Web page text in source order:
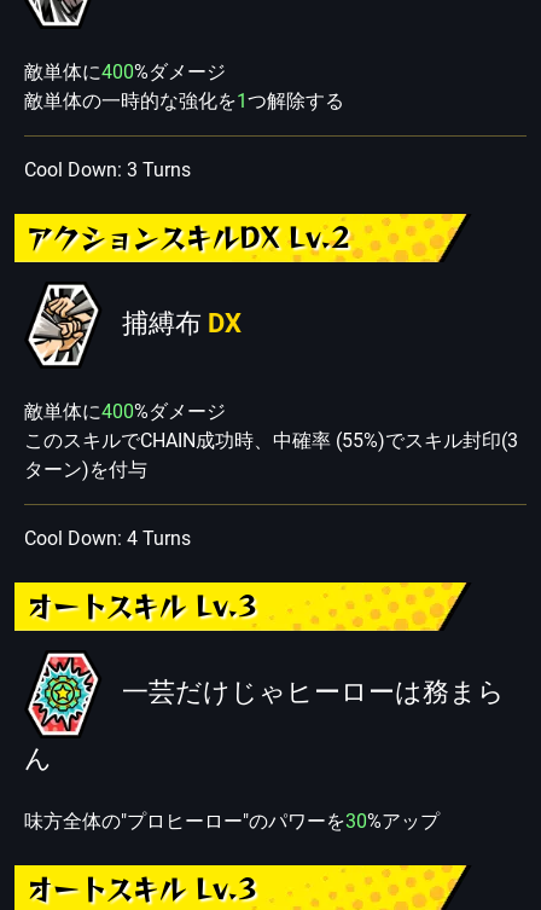
敵単体に400%ダメージ
敵単体の一時的な強化を1つ解除する
Cool Down: 3 Turns
アクションスキルDX Lv.2
捕縛布 DX
敵単体に400%ダメージ
このスキルでCHAIN成功時、中確率 (55%)でスキル封印(3
ターン)を付与
Cool Down: 4 Turns
オートスキル Lv.3
一芸だけじゃヒーローは務まら
ん
味方全体の"プロヒーロー"のパワーを30%アップ
オートスキル Lv.3